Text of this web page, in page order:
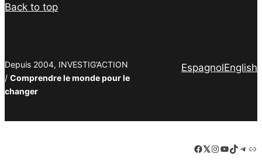
Back to top
Depuis 2004, INVESTIG’ACTION
/ Comprendre le monde pour le
changer
EspagnolEnglish
Facebook
LinkedIn
Instagram
YouTube
TikTok